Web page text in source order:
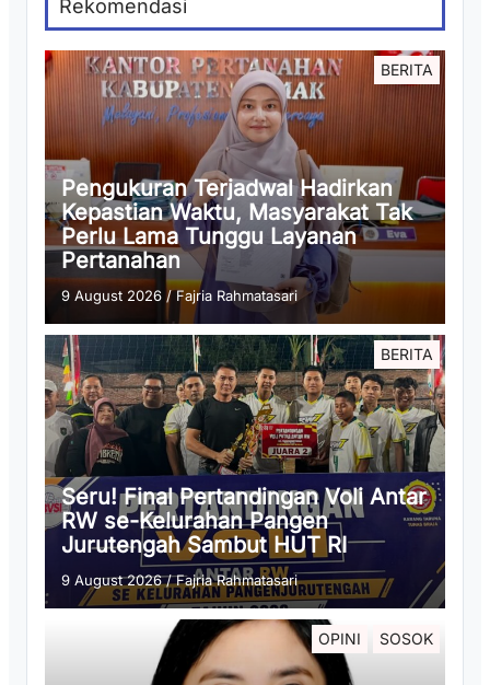
Rekomendasi
BERITA
Pengukuran Terjadwal Hadirkan
Kepastian Waktu, Masyarakat Tak
Perlu Lama Tunggu Layanan
Pertanahan
9 August 2026 /Fajria Rahmatasari
BERITA
Seru! Final Pertandingan Voli Antar
RW se-Kelurahan Pangen
Jurutengah Sambut HUT RI
9 August 2026/Fajria Rahmatasari
OPINI SOSOK